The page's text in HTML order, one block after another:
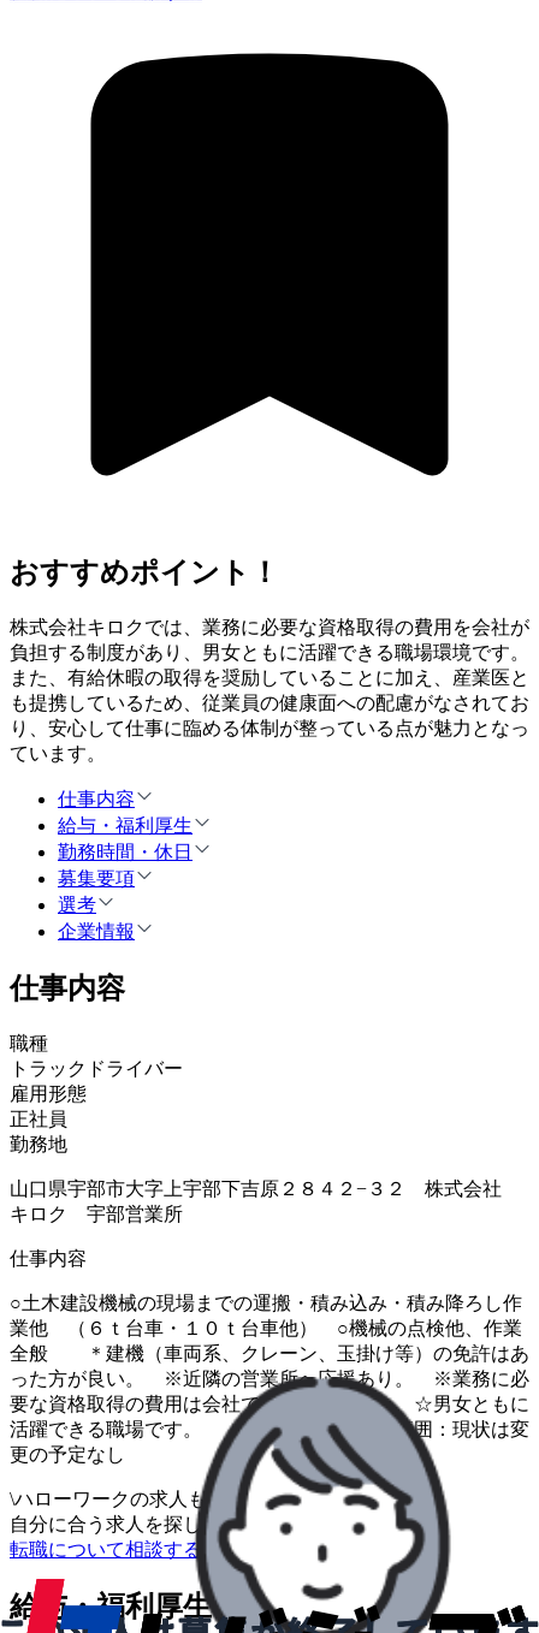
おすすめポイント！
株式会社キロクでは、業務に必要な資格取得の費用を会社が
負担する制度があり、男女ともに活躍できる職場環境です。
また、有給休暇の取得を奨励していることに加え、産業医と
も提携しているため、従業員の健康面への配慮がなされてお
り、安心して仕事に臨める体制が整っている点が魅力となっ
ています。
仕事内容
給与・福利厚生
勤務時間・休日
募集要項
選考
企業情報
仕事内容
職種
トラックドライバー
雇用形態
正社員
勤務地
山口県宇部市大字上宇部下吉原２８４２−３２ 株式会社
キロク 宇部営業所
仕事内容
○土木建設機械の現場までの運搬・積み込み・積み降ろし作
業他 （６ｔ台車・１０ｔ台車他） ○機械の点検他、作業
全般 ＊建機（車両系、クレーン、玉掛け等）の免許はあ
った方が良い。 ※近隣の営業所へ応援あり。 ※業務に必
要な資格取得の費用は会社で負担致します。 ☆男女ともに
活躍できる職場です。 ※業務内容の変更範囲：現状は変
更の予定なし
\ハローワークの求人も一括管理
自分に合う求人を探してもらう /
転職について相談する
給与・福利厚生